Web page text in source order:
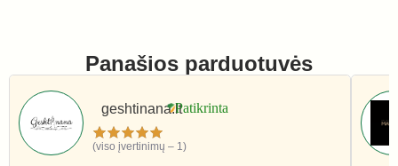
Panašios parduotuvės
geshtinana.lt
(viso įvertinimų – 1)